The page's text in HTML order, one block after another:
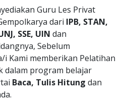
Guru Les Privat
dari IPB, STAN,
SSE, UIN dan
Sebelum
i Kami memberikan Pelatihan
dalam program belajar
Baca, Tulis Hitung dan